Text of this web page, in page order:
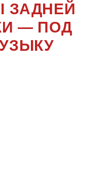
ЗАДНЕЙ
— ПОД